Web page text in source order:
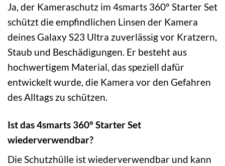
Ja, der Kameraschutz im 4smarts 360° Starter Set
schützt die empfindlichen Linsen der Kamera
deines Galaxy S23 Ultra zuverlässig vor Kratzern,
Staub und Beschädigungen. Er besteht aus
hochwertigem Material, das speziell dafür
entwickelt wurde, die Kamera vor den Gefahren
des Alltags zu schützen.
Ist das 4smarts 360° Starter Set
wiederverwendbar?
Die Schutzhülle ist wiederverwendbar und kann